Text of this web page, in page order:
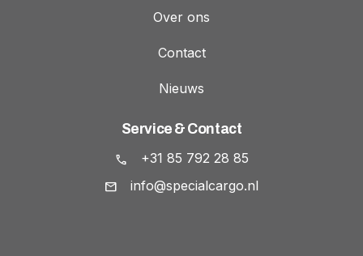
Over ons
Contact
Nieuws
Service & Contact
+31 85 792 28 85
info@specialcargo.nl